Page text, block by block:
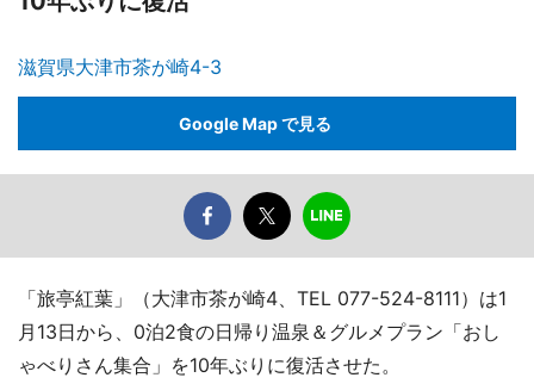
滋賀県大津市茶が崎4-3
Google Map で見る
「旅亭紅葉」（大津市茶が崎4、TEL 077-524-8111）は1
月13日から、0泊2食の日帰り温泉＆グルメプラン「おし
ゃべりさん集合」を10年ぶりに復活させた。